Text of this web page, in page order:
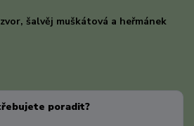
šalvěj muškátová a heřmánek
poradit?